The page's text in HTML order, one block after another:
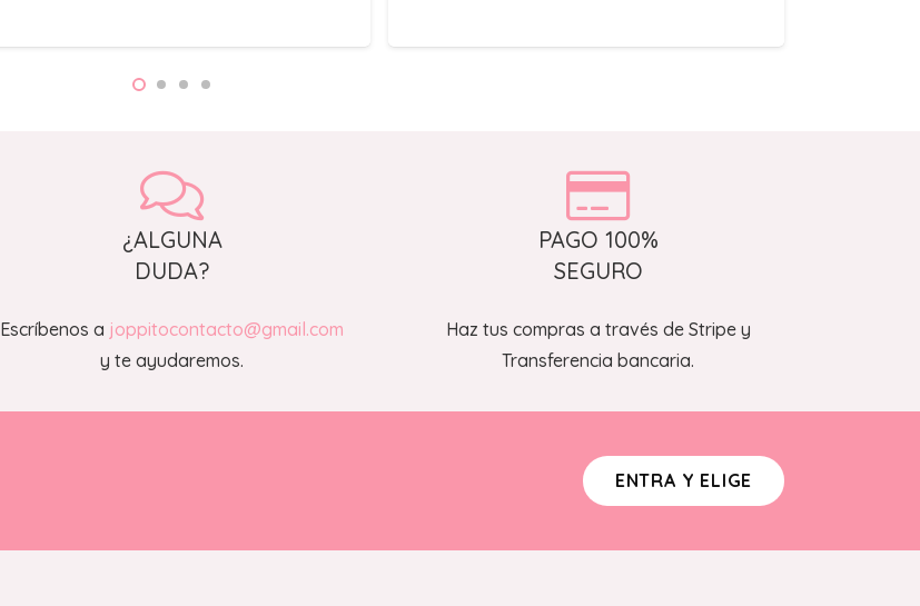
originalactual
¿ALGUNA
DUDA?
Escríbenos a joppitocontacto@gmail.com
y te ayudaremos.
PAGO 100%
SEGURO
Haz tus compras a través de Stripe y
Transferencia bancaria.
ENTRA Y ELIGE